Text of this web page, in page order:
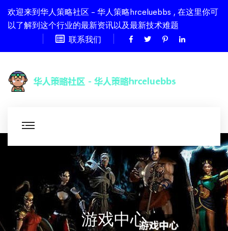
欢迎来到华人策略社区 - 华人策略hrceluebbs , 在这里你可
以了解到这个行业的最新资讯以及最新技术难题
联系我们
游戏中心